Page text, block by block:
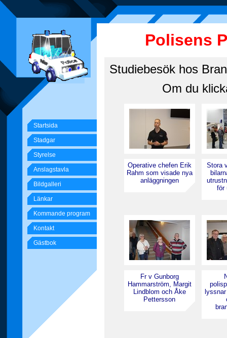
Startsida
Stadgar
Styrelse
Anslagstavla
Bildgalleri
Länkar
Kommande program
Kontakt
Gästbok
Polisens
Studiebesök hos
Om du
Operative chefen Erik
Rahm som visade nya
anläggningen
Stora
för
Fr v Gunborg
Hammarström, Margit
Lindblom och Åke
Pettersson